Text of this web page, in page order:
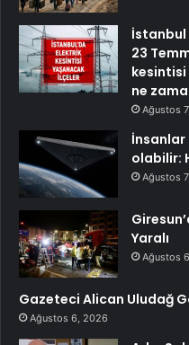
İstanbul
23
ne
Ağustos
İnsanlar
olabilir:
Ağustos
Yaralı
Ağustos
Gazeteci Alican Uludağ
Ağustos 6, 2026